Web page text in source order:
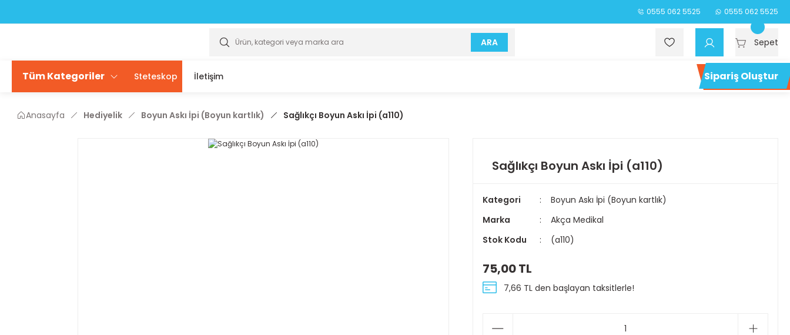
0555 062 5525 0555 062 5525
ARA Sepet
Tüm Kategoriler Steteskop İletişim Sipariş Oluştur
Anasayfa Hediyelik Boyun Askı İpi (Boyun kartlık) Sağlıkçı Boyun Askı İpi (a110)
Sağlıkçı Boyun Askı İpi (a110)
Kategori
Boyun Askı İpi (Boyun kartlık)
Marka
Akça Medikal
Stok Kodu
(a110)
75,00 TL
7,66 TL den başlayan taksitlerle!